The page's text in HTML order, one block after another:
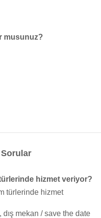
musunuz?
hizmet veriyor?
türlerinde hizmet
mekan / save the date